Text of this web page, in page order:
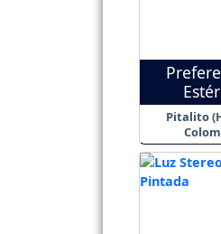
Pitalito